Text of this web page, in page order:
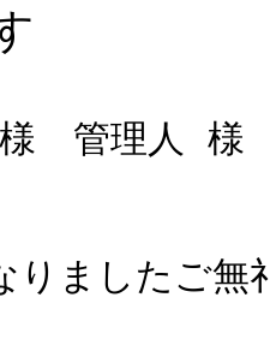
管理人 様
りましたご無